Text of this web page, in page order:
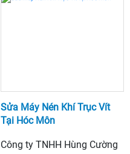
Sửa Máy Nén Khí Trục Vít
Tại Hóc Môn
Công ty TNHH Hùng Cường